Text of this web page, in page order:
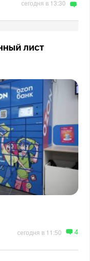
сегодня в 13:30
лист
сегодня в 11:50 4